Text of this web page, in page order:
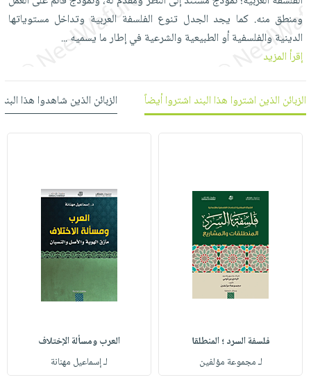
العناية
بالأسنان
الحمية
والتغذية
أدوات
المائدة
الأوعية
والتخزين
أدوات
المطبخ
الأكثر
مبيعاً
العودة
للمدارس
كتب
اكسسوارات
ملابس
مطرزات
حقائب
حلي
عناية
بالذات
أطفال
مناسبات
شحن
مجاني
بنود
مختارة
اشتراكات
كل
iKitab
بحث
متقدم
عن
الشركة
الشركة
أسئلة
حسابك
الأمنيات
ومنطق منه. كما يجد الجدل تنوع الفلسفة العربية وتداخل مستوياتها
الدينية والفلسفية أو الطبيعية والشرعية في إطار ما يسميه...
إقرأ المزيد
الزبائن الذين اشتروا هذا البند اشتروا أيضاً الزبائن الذين شاهدوا هذا
فلسفة السرد ؛ المنطلقا
لـ مجموعة مؤلفين
العرب ومسألة الإختلاف
لـ إسماعيل مهنانة